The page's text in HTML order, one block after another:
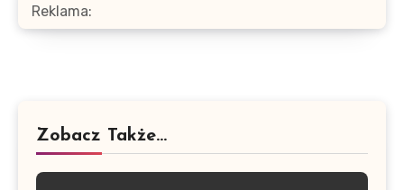
Reklama:
Zobacz Także...